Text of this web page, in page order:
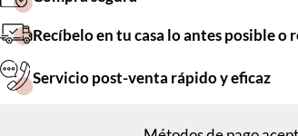
Recíbelo en tu casa lo antes posible o
Servicio post-venta rápido y eficaz